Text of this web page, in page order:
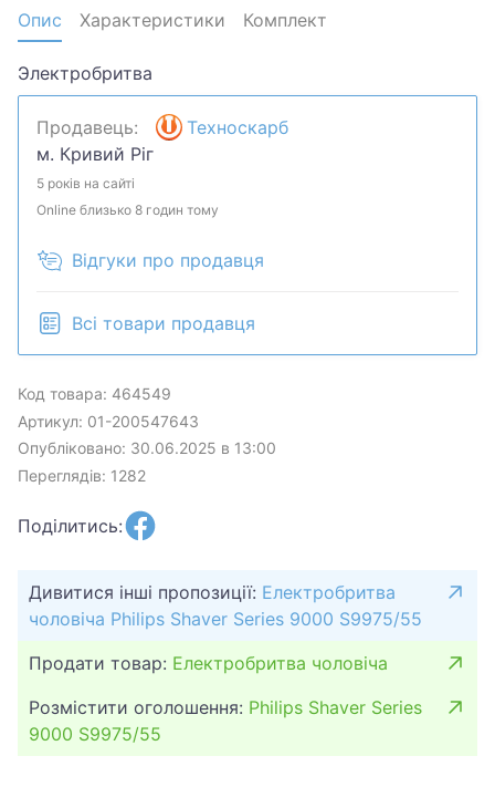
Опис Характеристики Комплект
Электробритва
Продавець:
Техноскарб
м. Кривий Ріг
5 років на сайті
Online близько 8 годин тому
Відгуки про продавця
Всі товари продавця
Код товара: 464549
Артикул: 01-200547643
Опубліковано: 30.06.2025 в 13:00
Переглядів: 1282
Поділитись:
Дивитися інші пропозиції: Електробритва
чоловіча Philips Shaver Series 9000 S9975/55
Продати товар: Електробритва чоловіча
Розмістити оголошення: Philips Shaver Series
9000 S9975/55